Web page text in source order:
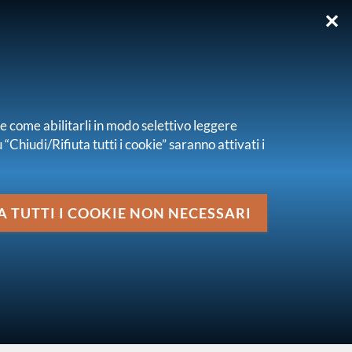
✕
come abilitarli in modo selettivo leggere
Rifiuta tutti i cookie” saranno attivati i
I COOKIE NON NECESSARI